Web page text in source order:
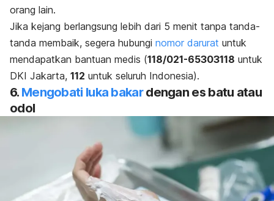
orang lain.
Jika kejang berlangsung lebih dari 5 menit tanpa tanda-
tanda membaik, segera hubungi nomor darurat untuk
mendapatkan bantuan medis (118/021-65303118 untuk
DKI Jakarta, 112 untuk seluruh Indonesia).
6. Mengobati luka bakardengan es batu atau
odol